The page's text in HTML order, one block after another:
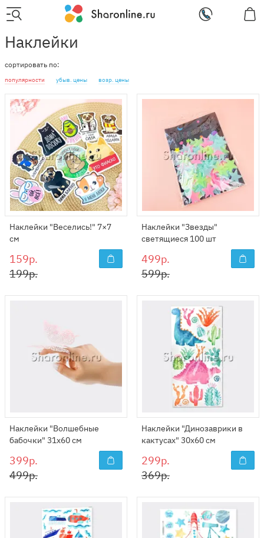
Наклейки
сортировать по:
популярности убыв. цены возр. цены
Наклейки "Веселись!" 7×7
см
159р.
199р.
Наклейки "Звезды"
светящиеся 100 шт
499р.
599р.
Наклейки "Волшебные
бабочки" 31х60 см
399р.
499р.
Наклейки "Динозаврики в
кактусах" 30х60 см
299р.
369р.